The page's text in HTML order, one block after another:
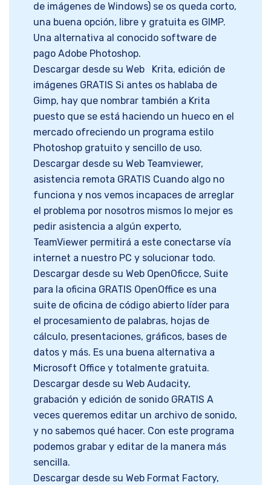
de imágenes de Windows) se os queda corto,
una buena opción, libre y gratuita es GIMP.
Una alternativa al conocido software de
pago Adobe Photoshop.
Descargar desde su Web Krita, edición de
imágenes GRATIS Si antes os hablaba de
Gimp, hay que nombrar también a Krita
puesto que se está haciendo un hueco en el
mercado ofreciendo un programa estilo
Photoshop gratuito y sencillo de uso.
Descargar desde su Web Teamviewer,
asistencia remota GRATIS Cuando algo no
funciona y nos vemos incapaces de arreglar
el problema por nosotros mismos lo mejor es
pedir asistencia a algún experto,
TeamViewer permitirá a este conectarse vía
internet a nuestro PC y solucionar todo.
Descargar desde su Web OpenOficce, Suite
para la oficina GRATIS OpenOffice es una
suite de oficina de código abierto líder para
el procesamiento de palabras, hojas de
cálculo, presentaciones, gráficos, bases de
datos y más. Es una buena alternativa a
Microsoft Office y totalmente gratuita.
Descargar desde su Web Audacity,
grabación y edición de sonido GRATIS A
veces queremos editar un archivo de sonido,
y no sabemos qué hacer. Con este programa
podemos grabar y editar de la manera más
sencilla.
Descargar desde su Web Format Factory,